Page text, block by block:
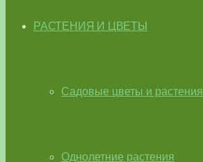
РАСТЕНИЯ И ЦВЕТЫ
Садовые цветы и растения
Однолетние растения